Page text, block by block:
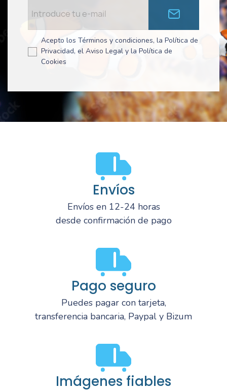
Acepto los Términos y condiciones, la Política de
Privacidad, el Aviso Legal y la Política de
Cookies
Envíos
Envíos en 12-24 horas
desde confirmación de pago
Pago seguro
Puedes pagar con tarjeta,
transferencia bancaria, Paypal y Bizum
Imágenes fiables